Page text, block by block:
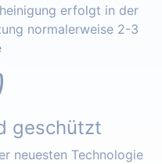
erfolgt in der
normalerweise 2-3
geschützt
neuesten Technologie